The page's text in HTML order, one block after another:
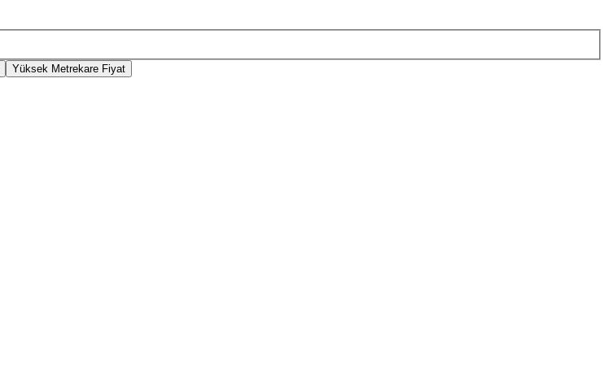
Yüksek Metrekare Fiyat